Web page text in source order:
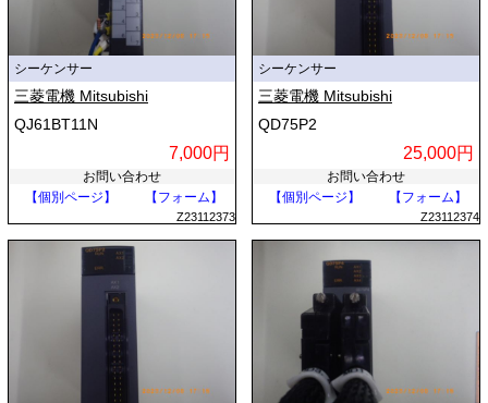
シーケンサー
三菱電機 Mitsubishi
QJ61BT11N
7,000円
お問い合わせ
【個別ページ】
【フォーム】
Z23112373
シーケンサー
三菱電機 Mitsubishi
QD75P2
25,000円
お問い合わせ
【個別ページ】
【フォーム】
Z23112374